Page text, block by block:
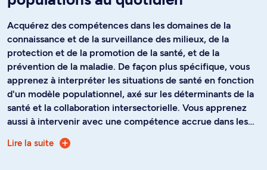
Acquérez des compétences dans les domaines de la
connaissance et de la surveillance des milieux, de la
protection et de la promotion de la santé, et de la
prévention de la maladie. De façon plus spécifique, vous
apprenez à interpréter les situations de santé en fonction
d'un modèle populationnel, axé sur les déterminants de la
santé et la collaboration intersectorielle. Vous apprenez
aussi à intervenir avec une compétence accrue dans les
divers milieux de vie des personnes en fonction du degré
de complexité des problèmes vécus par ces personnes.
Le microprogramme s'adresse aux titulaires d’un diplôme
Lire la suite